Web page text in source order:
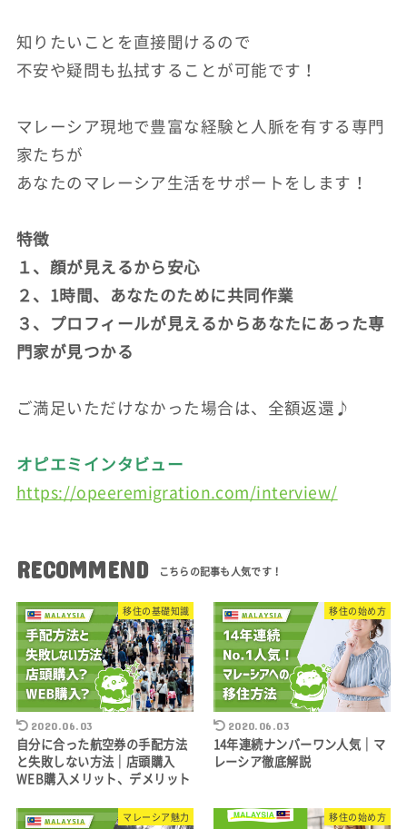
知りたいことを直接聞けるので
不安や疑問も払拭することが可能です！
マレーシア現地で豊富な経験と人脈を有する専門
家たちが
あなたのマレーシア生活をサポートをします！
特徴
１、顔が見えるから安心
２、1時間、あなたのために共同作業
３、プロフィールが見えるからあなたにあった専
門家が見つかる
ご満足いただけなかった場合は、全額返還♪
オピエミインタビュー
https://opeeremigration.com/interview/
RECOMMEND
移住の基礎知識
2020.06.03
自分に合った航空券の手配方法
と失敗しない方法｜店頭購入
WEB購入メリット、デメリット
移住の始め方
2020.06.03
14年連続ナンバーワン人気｜マ
レーシア徹底解説
マレーシア魅力 移住の始め方